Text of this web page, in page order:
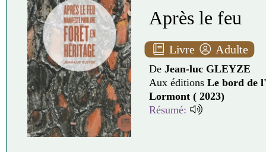
Après le feu
Livre Adulte
De Jean-luc GLEYZE
Aux éditions Le bord de
Lormont ( 2023)
Résumé: